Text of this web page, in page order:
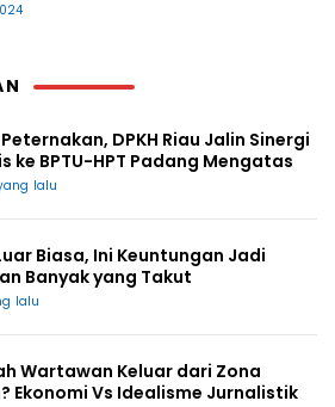
DPKH Riau Jalin Sinergi
ke BPTU-HPT Padang Mengatas
lalu
Biasa, Ini Keuntungan Jadi
Banyak yang Takut
lalu
Wartawan Keluar dari Zona
Ekonomi Vs Idealisme Jurnalistik